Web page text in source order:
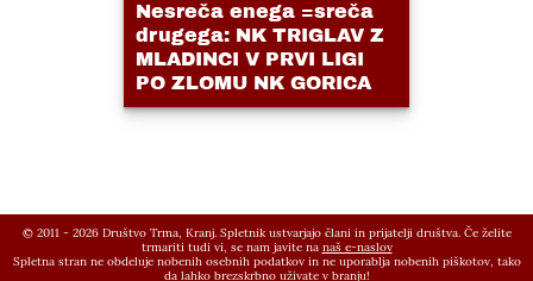
Nesreča enega =sreča
drugega: NK TRIGLAV Z
MLADINCI V PRVI LIGI
PO ZLOMU NK GORICA
© 2011 - 2026 Društvo Trma, Kranj. Spletnik ustvarjajo člani in prijatelji društva. Če želite
trmariti tudi vi, se nam javite na naš e-naslov
Spletna stran ne obdeluje nobenih osebnih podatkov in ne uporablja nobenih piškotov, tako
da lahko brezskrbno uživate v branju!